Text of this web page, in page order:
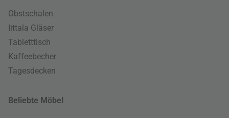
Obstschalen
Iittala Gläser
Tabletttisch
Kaffeebecher
Tagesdecken
Beliebte Möbel